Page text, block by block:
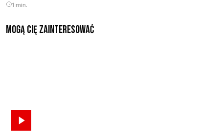
1 min.
Mogą Cię zainteresować